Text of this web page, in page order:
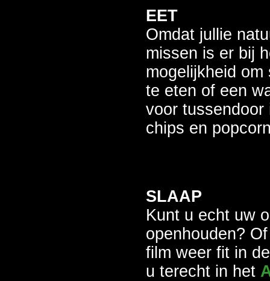
EET
Omdat jullie
missen is er bij
mogelijkheid
te eten of een
voor
chips en
SLAAP
Kunt u echt uw
openhouden?
film weer fit in
u terecht in het